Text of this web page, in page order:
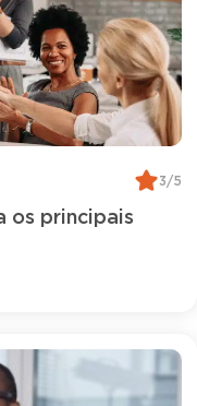
os principais
3/5